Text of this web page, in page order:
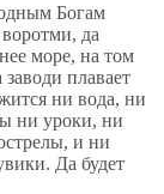
Богам
да
море, на том
плавает
ни вода, ни
ни уроки, ни
и ни
Да будет